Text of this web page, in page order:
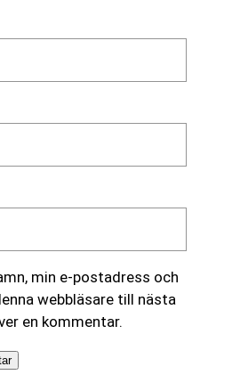
min e-postadress och
webbläsare till nästa
en kommentar.